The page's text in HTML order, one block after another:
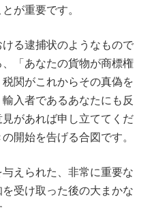
が重要です。
る逮捕状のようなもので
「あなたの貨物が商標権
関がこれからその真偽を
入者であるあなたにも反
があれば申し立ててくだ
開始を告げる合図です。
えられた、非常に重要な
受け取った後の大まかな